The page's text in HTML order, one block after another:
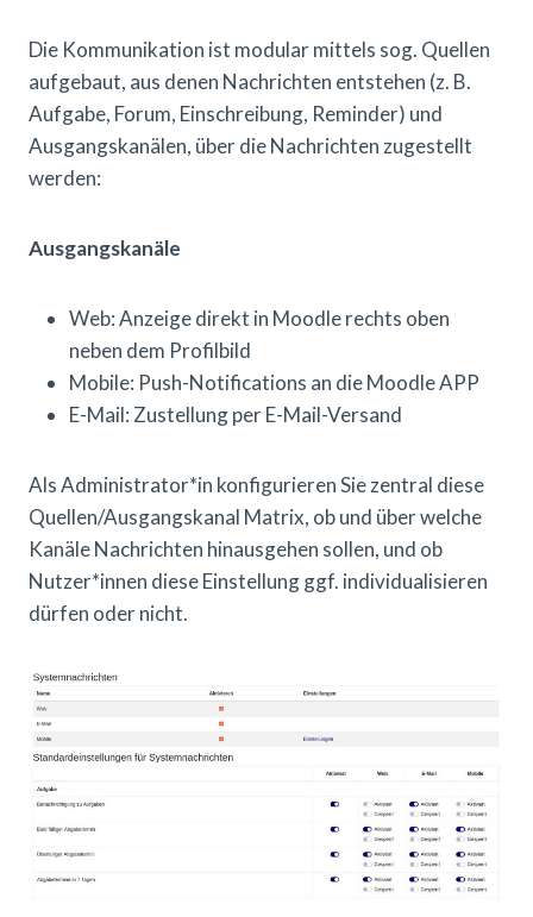
Die Kommunikation ist modular mittels sog. Quellen
aufgebaut, aus denen Nachrichten entstehen (z. B.
Aufgabe, Forum, Einschreibung, Reminder) und
Ausgangskanälen, über die Nachrichten zugestellt
werden:
Ausgangskanäle
Web: Anzeige direkt in Moodle rechts oben
neben dem Profilbild
Mobile: Push-Notifications an die Moodle APP
E-Mail: Zustellung per E-Mail-Versand
Als Administrator*in konfigurieren Sie zentral diese
Quellen/Ausgangskanal Matrix, ob und über welche
Kanäle Nachrichten hinausgehen sollen, und ob
Nutzer*innen diese Einstellung ggf. individualisieren
dürfen oder nicht.